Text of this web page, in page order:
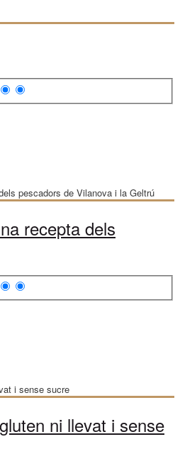
recepta dels
ni llevat i sense